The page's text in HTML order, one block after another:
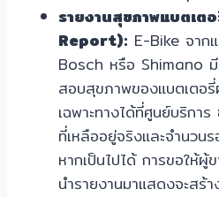
รายงานสุขภาพแบตเ
Report): E-Bike จาก
Bosch หรือ Shimano มี
สอบสุขภาพของแบตเตอ
เฉพาะทางได้ที่ศูนย์บริกา
ที่เหลืออยู่จริงและจำนวน
หากเป็นไปได้ การขอให้ผู้
นำรายงานมาแสดงจะสร้